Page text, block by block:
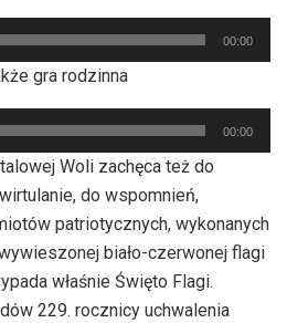
00:00
gra rodzinna
00:00
Woli zachęca też do
do wspomnień,
patriotycznych, wykonanych
biało-czerwonej flagi
właśnie Święto Flagi.
229. rocznicy uchwalenia